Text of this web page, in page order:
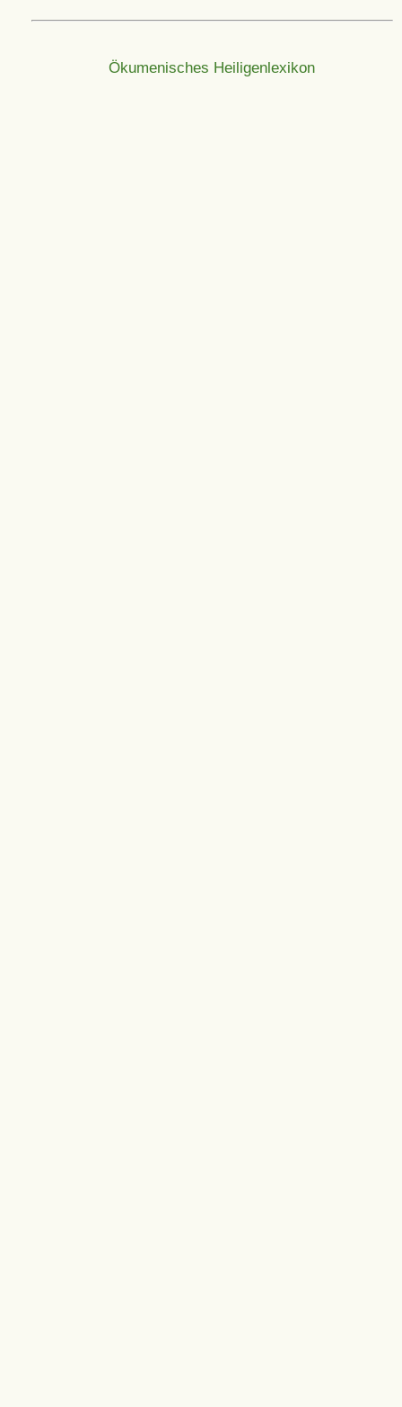
Ökumenisches Heiligenlexikon